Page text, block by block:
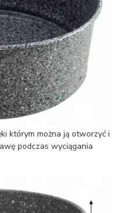
którym można ją otworzyć i
podczas wyciągania